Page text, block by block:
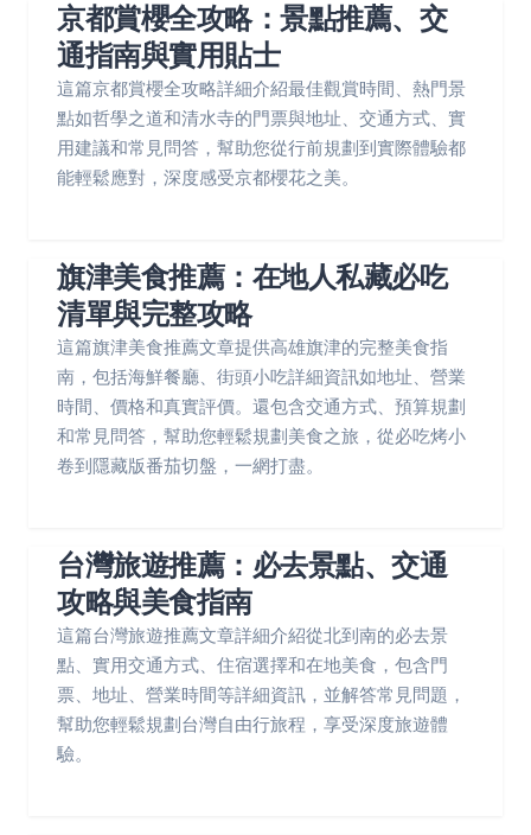
京都賞櫻全攻略：景點推薦、交
通指南與實用貼士
這篇京都賞櫻全攻略詳細介紹最佳觀賞時間、熱門景
點如哲學之道和清水寺的門票與地址、交通方式、實
用建議和常見問答，幫助您從行前規劃到實際體驗都
能輕鬆應對，深度感受京都櫻花之美。
旗津美食推薦：在地人私藏必吃
清單與完整攻略
這篇旗津美食推薦文章提供高雄旗津的完整美食指
南，包括海鮮餐廳、街頭小吃詳細資訊如地址、營業
時間、價格和真實評價。還包含交通方式、預算規劃
和常見問答，幫助您輕鬆規劃美食之旅，從必吃烤小
卷到隱藏版番茄切盤，一網打盡。
台灣旅遊推薦：必去景點、交通
攻略與美食指南
這篇台灣旅遊推薦文章詳細介紹從北到南的必去景
點、實用交通方式、住宿選擇和在地美食，包含門
票、地址、營業時間等詳細資訊，並解答常見問題，
幫助您輕鬆規劃台灣自由行旅程，享受深度旅遊體
驗。